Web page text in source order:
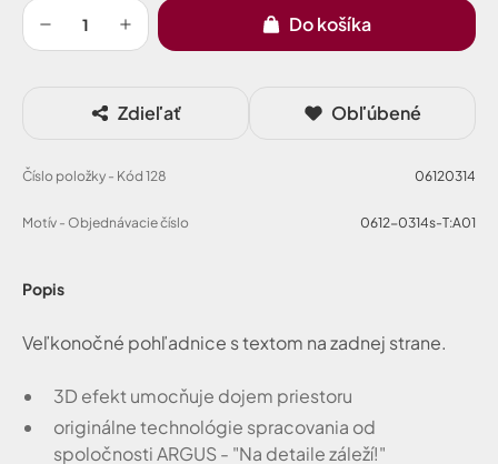
Popis
Veľkonočné pohľadnice s textom na zadnej strane.
3D efekt umocňuje dojem priestoru
originálne technológie spracovania od
spoločnosti ARGUS - "Na detaile záleží!"
Do košíka
Zdieľať Obľúbené
Číslo položky - Kód 128 06120314
Motív - Objednávacie číslo 0612-0314s-T:A01